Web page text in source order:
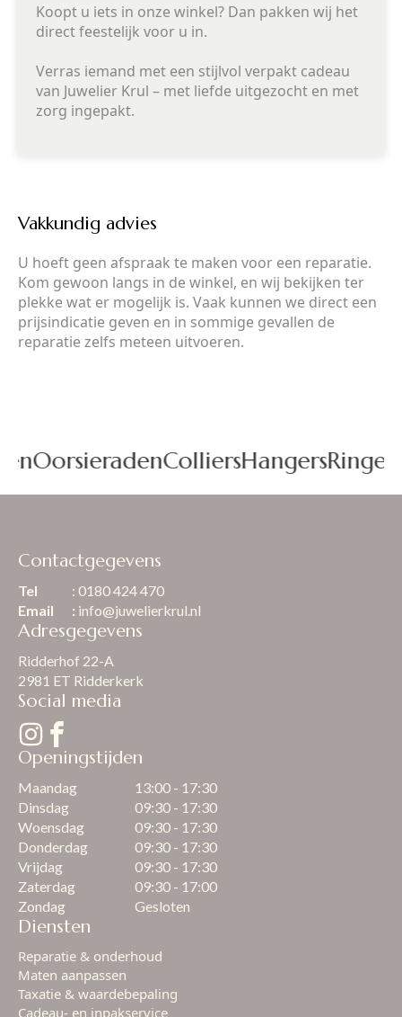
Koopt u iets in onze winkel? Dan pakken wij het
direct feestelijk voor u in.
Verras iemand met een stijlvol verpakt cadeau
van Juwelier Krul – met liefde uitgezocht en met
zorg ingepakt.
Vakkundig advies
U hoeft geen afspraak te maken voor een reparatie.
Kom gewoon langs in de winkel, en wij bekijken ter
plekke wat er mogelijk is. Vaak kunnen we direct een
prijsindicatie geven en in sommige gevallen de
reparatie zelfs meteen uitvoeren.
OorsieradenColliersHangersRingen
Contactgegevens
Tel
Email
: 0180 424 470
: info@juwelierkrul.nl
Adresgegevens
Ridderhof 22-A
2981 ET Ridderkerk
Social media
Openingstijden
Maandag
Dinsdag
Woensdag
Donderdag
Vrijdag
Zaterdag
Zondag
13:00 - 17:30
09:30 - 17:30
09:30 - 17:30
09:30 - 17:30
09:30 - 17:30
09:30 - 17:00
Gesloten
Diensten
Reparatie & onderhoud
Maten aanpassen
Taxatie & waardebepaling
Cadeau- en inpakservice